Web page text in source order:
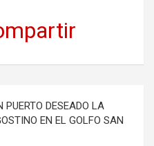
PUERTO DESEADO LA
EN EL GOLFO SAN